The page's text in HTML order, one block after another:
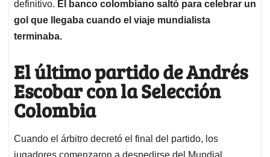
definitivo. El banco colombiano saltó para celebrar un
gol que llegaba cuando el viaje mundialista
terminaba.
El último partido de Andrés
Escobar con la Selección
Colombia
Cuando el árbitro decretó el final del partido, los
jugadores comenzaron a despedirse del Mundial.